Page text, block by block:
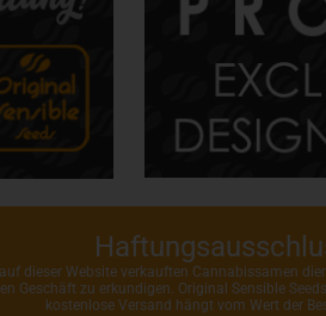
dieser Website verkauften Cannabissamen
Geschäft zu erkundigen. Original Sensible
kostenlose Versand hängt vom Wert der